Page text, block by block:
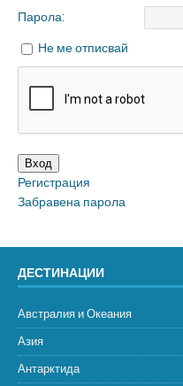
Парола:
Не ме отписвай
Вход
Регистрация
Забравена парола
ДЕСТИНАЦИИ
Австралия и Океания
Азия
Антарктида